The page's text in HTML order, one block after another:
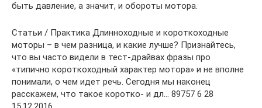
быть давление, а значит, и обороты мотора.
Статьи / Практика Длинноходные и короткоходные
моторы – в чем разница, и какие лучше? Признайтесь,
что вы часто видели в тест-драйвах фразы про
«типично короткоходный характер мотора» и не вполне
понимали, о чем идет речь. Сегодня мы наконец
расскажем, что такое коротко- и дл… 89757 6 28